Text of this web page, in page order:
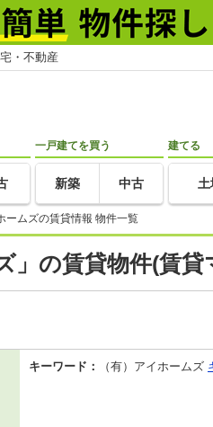
・不動産
一戸建てを買う
新築 中古
建てる
ームズの賃貸情報 物件一覧
」の賃貸物件(賃
キーワード： （有）アイホームズ